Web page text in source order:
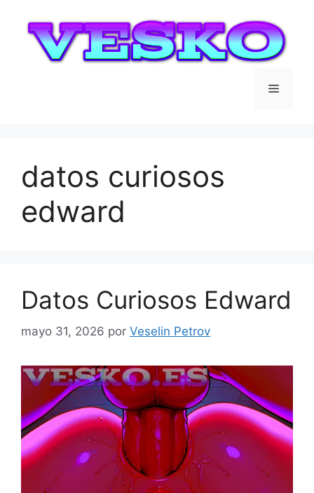
contenido
Menú
datos curiosos
edward
Datos Curiosos Edward
mayo 31, 2026 por Veselin Petrov